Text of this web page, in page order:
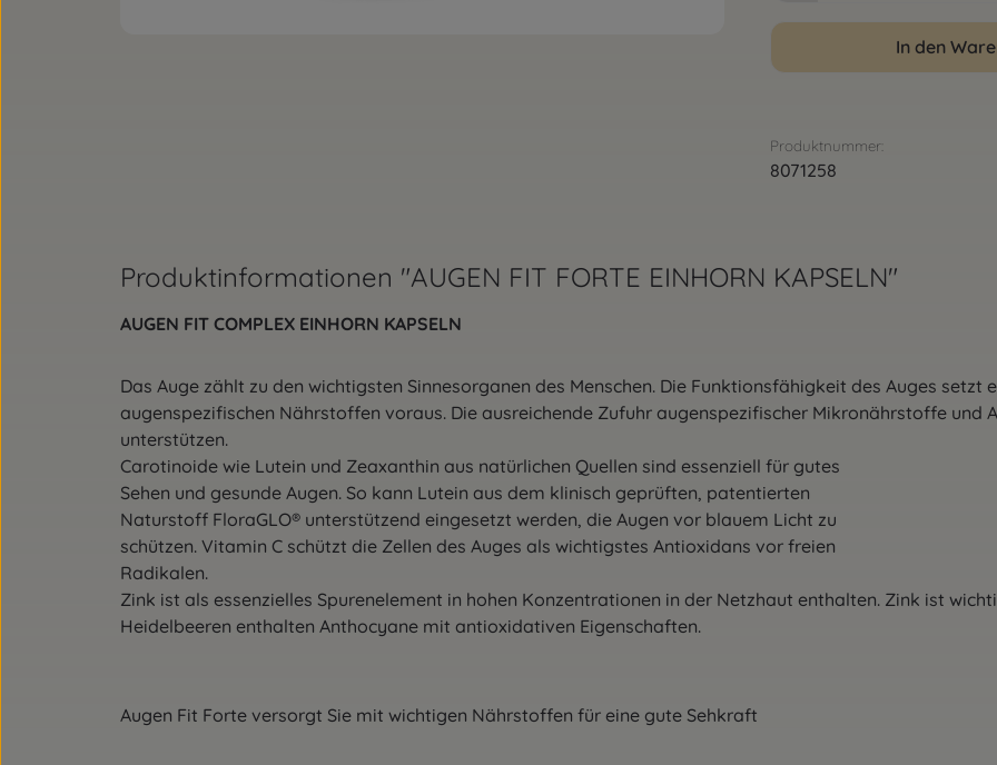
In den
Produktnummer:
8071258
Produktinformationen "AUGEN FIT FORTE EINHORN KAPSELN"
AUGEN FIT COMPLEX EINHORN KAPSELN
Das Auge zählt zu den wichtigsten Sinnesorganen des Menschen. Die Funktionsfähigkeit des Auges setzt
augenspezifischen Nährstoffen voraus. Die ausreichende Zufuhr augenspezifischer Mikronährstoffe und
unterstützen.
Carotinoide wie Lutein und Zeaxanthin aus natürlichen Quellen sind essenziell für gutes
Sehen und gesunde Augen. So kann Lutein aus dem klinisch geprüften, patentierten
Naturstoff FloraGLO® unterstützend eingesetzt werden, die Augen vor blauem Licht zu
schützen. Vitamin C schützt die Zellen des Auges als wichtigstes Antioxidans vor freien
Radikalen.
Zink ist als essenzielles Spurenelement in hohen Konzentrationen in der Netzhaut enthalten. Zink ist
Heidelbeeren enthalten Anthocyane mit antioxidativen Eigenschaften.
Augen Fit Forte versorgt Sie mit wichtigen Nährstoffen für eine gute Sehkraft